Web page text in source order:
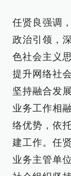
任贤良强调
政治引领，
色社会主义
提升网络社
坚持融合发
业务工作相
络优势，依
建工作。任
业务主管单